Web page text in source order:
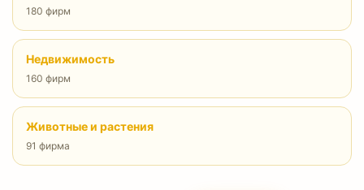
180 фирм
Недвижимость
160 фирм
Животные и растения
91 фирма